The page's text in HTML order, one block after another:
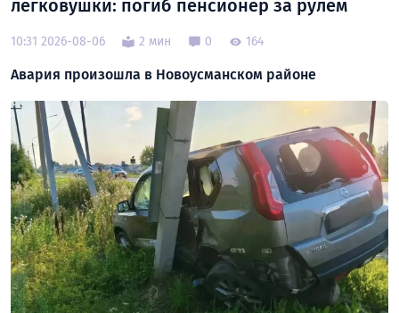
легковушки: погиб пенсионер за рулём
10:31 2026-08-06 2 мин 0 164
Авария произошла в Новоусманском районе